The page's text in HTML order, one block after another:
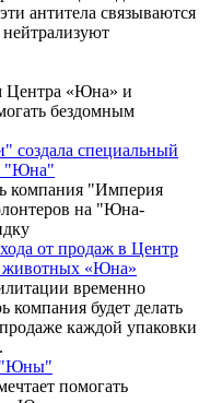
антитела связываются
Центра «Юна» и
бездомным
специальный
"Юна"
компания "Империя
на "Юна-
от продаж в Центр
животных «Юна»
временно
будет делать
каждой упаковки
"Юны"
помогать